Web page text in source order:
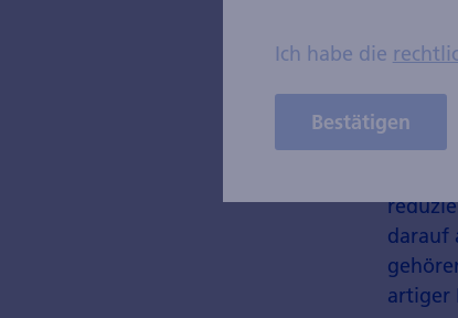
darauf
artiger
Ich habe die
Bestätigen